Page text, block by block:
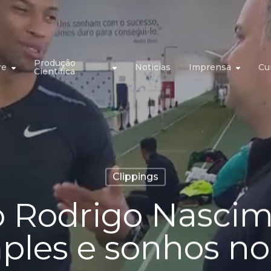
Produção
Científica Noticias Imprensa
Clippings
Rodrigo
e sonhos